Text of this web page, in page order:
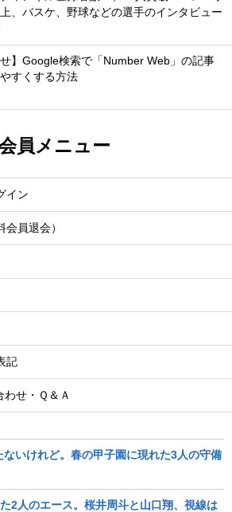
、バスケ、野球などの選手のインタビュー
せ】Google検索で「Number Web」の記事
すくする方法
員メニュー
イン
員退会）
記
せ・Ｑ＆Ａ
いけれど。春の甲子園に現れた3人の守備
2人のエース。桜井周斗と山口翔、視線は